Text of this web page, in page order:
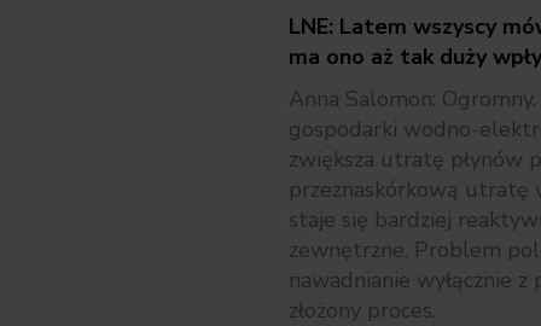
LNE: Latem wszyscy
ma ono aż tak duży
Anna Salomon:
gospodarki wodno-
zwiększa utratę płynów
przeznaskórkową utratę
staje się bardziej
zewnętrzne. Problem
nawadnianie wyłącznie
złożony proces.